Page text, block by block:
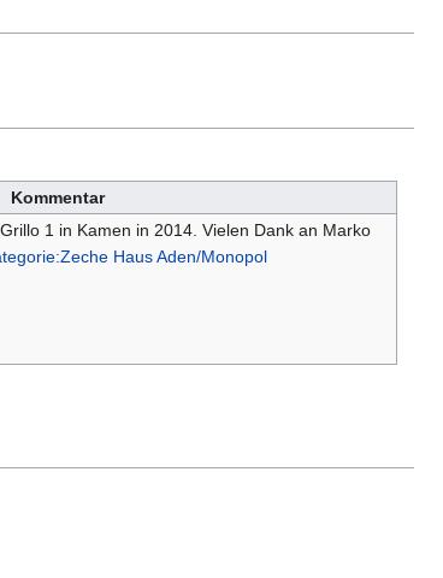
Kommentar
1 in Kamen in 2014. Vielen Dank an Marko
Haus Aden/Monopol